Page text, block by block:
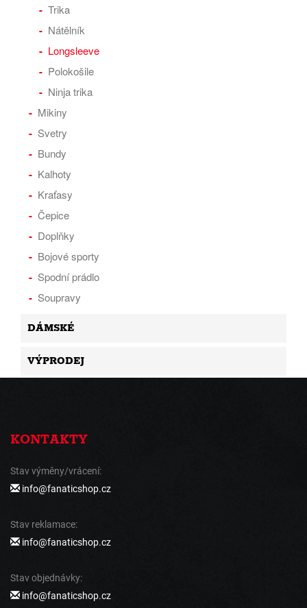
Trika
Nátělník
Longsleeve
Polokošile
Ninja trika
Mikiny
Svetry
Bundy
Kalhoty
Kraťasy
Čepice
Doplňky
Bojové sporty
Spodní prádlo
Soupravy
DÁMSKÉ
VÝPRODEJ
KONTAKTY
Stav výměny/vrácení:
info@fanaticshop.cz
Stav reklamace:
info@fanaticshop.cz
Stav objednávky:
info@fanaticshop.cz